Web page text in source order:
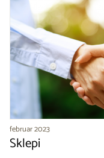
februar 2023
Sklepi